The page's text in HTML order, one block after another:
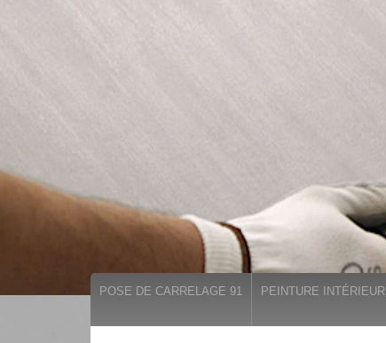
POSE DE CARRELAGE 91 PEINTURE